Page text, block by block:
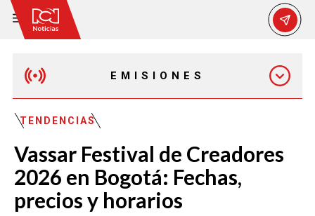
EMISIONES
MAÑANA EXPRESS
EMISIÓN 12:30 PM
EMISIÓN 7:00 PM
TENDENCIAS
Vassar Festival de Creadores
2026 en Bogotá: Fechas,
precios y horarios